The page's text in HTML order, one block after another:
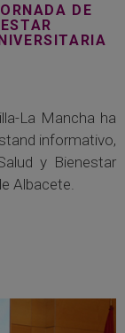
DE
La Mancha ha
informativo,
y Bienestar
Albacete.